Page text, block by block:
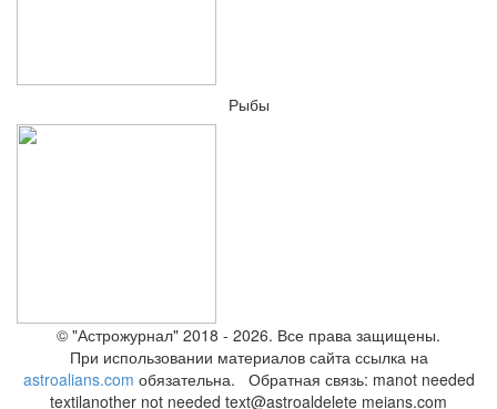
Рыбы
© "Астрожурнал" 2018 - 2026. Все права защищены.
При использовании материалов сайта ссылка на
astroalians.com обязательна. Обратная связь: manot needed
textilanother not needed text@astroaldelete meians.com